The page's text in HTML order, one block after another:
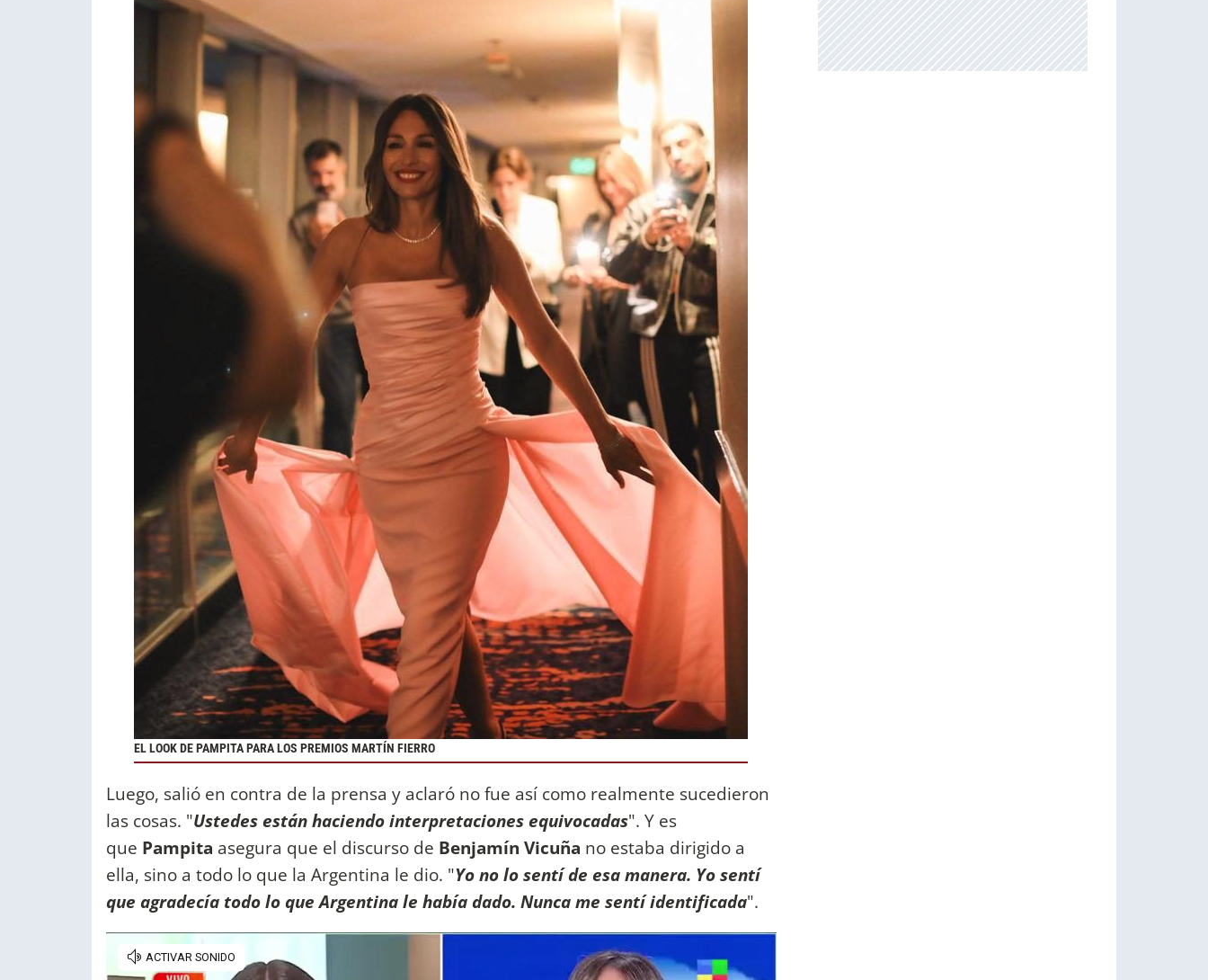
EL LOOK DE PAMPITA PARA LOS PREMIOS MARTÍN FIERRO
Luego, salió en contra de la prensa y aclaró no fue así como realmente sucedieron
las cosas. "Ustedes están haciendo interpretaciones equivocadas". Y es
que Pampita asegura que el discurso de Benjamín Vicuña no estaba dirigido a
ella, sino a todo lo que la Argentina le dio. "Yo no lo sentí de esa manera. Yo sentí
que agradecía todo lo que Argentina le había dado. Nunca me sentí identificada".